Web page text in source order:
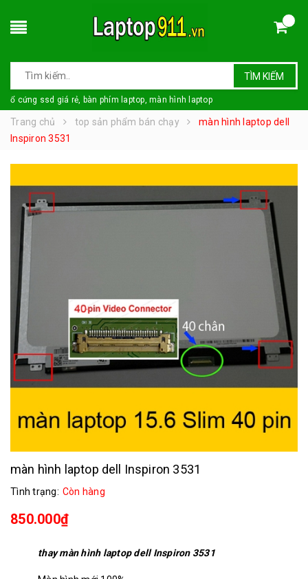
TÌM KIẾM
ổ cứng ssd giá rẻ, bàn phím laptop, màn hình laptop
Trang chủ top sản phẩm bán chạy
màn hình laptop dell
Inspiron 3531
màn hình laptop dell Inspiron 3531
Tình trạng: Còn hàng
850.000₫
thay màn hình laptop dell Inspiron 3531